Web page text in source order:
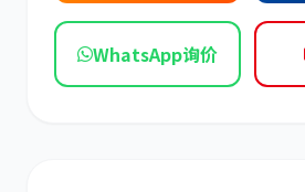
WhatsApp询价